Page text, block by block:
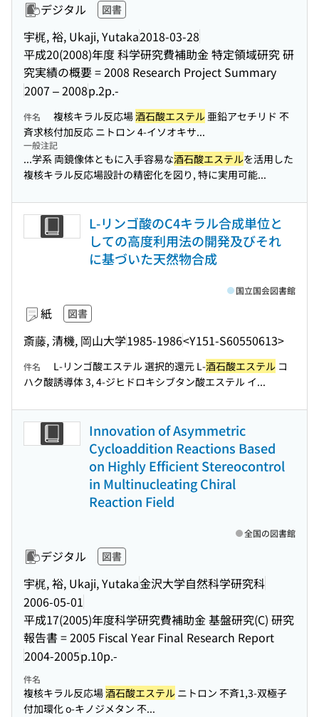
デジタル 図書
宇梶, 裕, Ukaji, Yutaka2018-03-28
平成20(2008)年度 科学研究費補助金 特定領域研究 研
究実績の概要 = 2008 Research Project Summary
2007 – 2008p.2p.-
件名 複核キラル反応場酒石酸エステル亜鉛アセチリド 不
斉求核付加反応 ニトロン 4-イソオキサ...
一般注記
...学系 両鏡像体ともに入手容易な酒石酸エステルを活用した
複核キラル反応場設計の精密化を図り, 特に実用可能...
L-リンゴ酸のC4キラル合成単位と
しての高度利用法の開発及びそれ
に基づいた天然物合成
紙 図書
斎藤, 清機, 岡山大学1985-1986<Y151-S60550613>
国立国会図書館
件名 L-リンゴ酸エステル 選択的還元 L-酒石酸エステル コ
ハク酸誘導体 3, 4-ジヒドロキシブタン酸エステル イ...
Innovation of Asymmetric
Cycloaddition Reactions Based
on Highly Efficient Stereocontrol
in Multinucleating Chiral
Reaction Field
デジタル 図書
宇梶, 裕, Ukaji, Yutaka金沢大学自然科学研究科
2006-05-01
平成17(2005)年度科学研究費補助金 基盤研究(C) 研究
報告書 = 2005 Fiscal Year Final Research Report
2004-2005p.10p.-
全国の図書館
件名
複核キラル反応場酒石酸エステル ニトロン 不斉1,3-双極子
付加環化 o-キノジメタン 不...